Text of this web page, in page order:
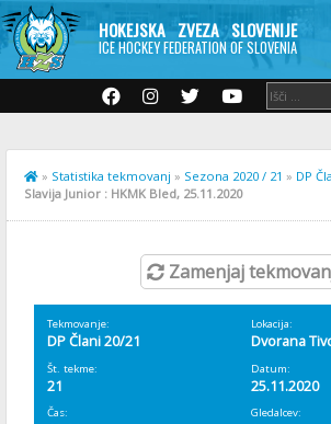
HOKEJSKA ZVEZA SLOVENIJE
ICE HOCKEY FEDERATION OF SLOVENIA
» Statistika tekmovanj » Sezona 2020 / 21 » DP
Slavija Junior : HKMK Bled, 25.11.2020
Zamenjaj
Tekmovanje:
DP Člani 20/21
Lokacija:
Dvorana
Št. tekme:
21
Datum:
25.11.2020
Čas: Gledalcev: